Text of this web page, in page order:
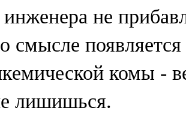
не
смысле
комы -
лишишься.